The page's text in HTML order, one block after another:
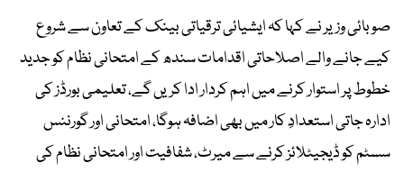
صوبائی وزیر نے کہا کہ ایشیائی ترقیاتی بینک کے تعاون سے شروع
کیے جانے والے اصلاحاتی اقدامات سندھ کے امتحانی نظام کو جدید
خطوط پر استوار کرنے میں اہم کردار ادا کریں گے، تعلیمی بورڈز کی
ادارہ جاتی استعدادِ کار میں بھی اضافہ ہوگا، امتحانی اور گورننس
سسٹم کو ڈیجیٹلائز کرنے سے میرٹ، شفافیت اور امتحانی نظام کی